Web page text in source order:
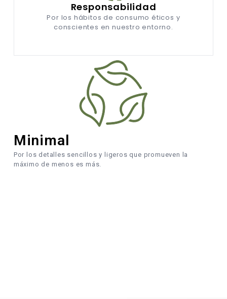
Responsabilidad
Por los hábitos de consumo éticos y
conscientes en nuestro entorno.
Minimal
Por los detalles sencillos y ligeros que promueven la
máximo de menos es más.